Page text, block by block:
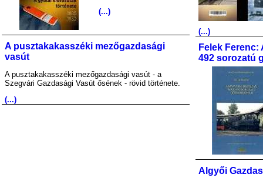
(...)
A pusztakakasszéki mezőgazdasági
vasút
A pusztakakasszéki mezőgazdasági vasút - a
Szegvári Gazdasági Vasút ősének - rövid története.
(...)
(...)
Felek Ferenc:
492 sorozatú
Algyői